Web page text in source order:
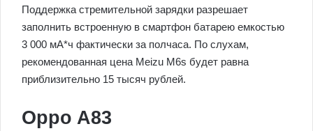
Поддержка стремительной зарядки разрешает
заполнить встроенную в смартфон батарею емкостью
3 000 мА*ч фактически за полчаса. По слухам,
рекомендованная цена Meizu M6s будет равна
приблизительно 15 тысяч рублей.
Oppo A83